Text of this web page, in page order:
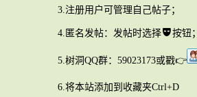
3.注册用户可管理自己帖子；
4.匿名发帖：发帖时选择 按钮；
5.树洞QQ群：59023173或戳👉
6.将本站添加到收藏夹Ctrl+D